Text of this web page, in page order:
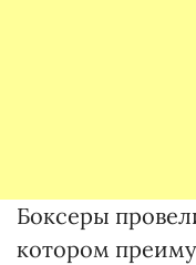
Боксеры
котором